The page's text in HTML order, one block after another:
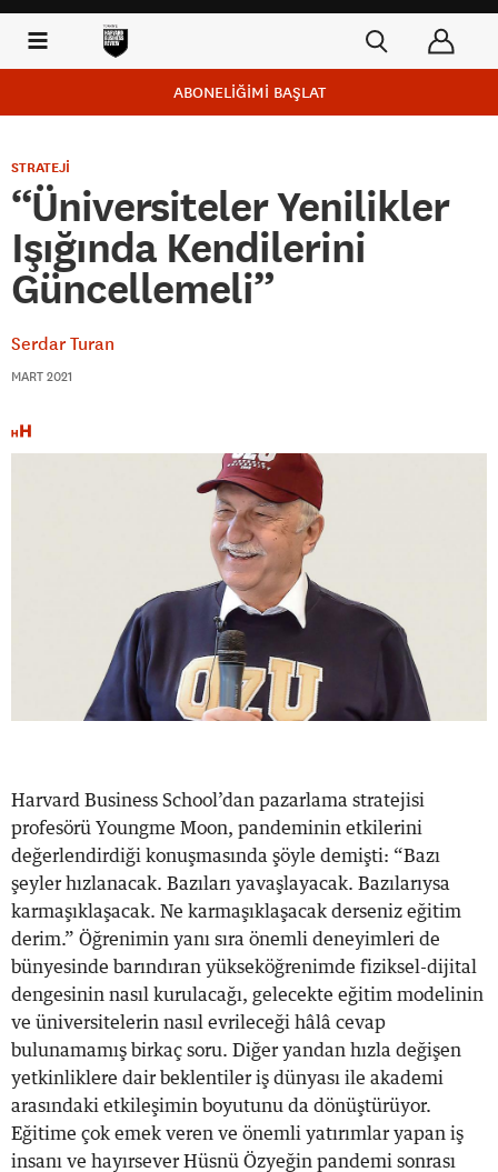
ABONELİĞİMİ BAŞLAT
STRATEJİ
“Üniversiteler Yenilikler
Işığında Kendilerini
Güncellemeli”
Serdar Turan
MART 2021
Harvard Business School’dan pazarlama stratejisi
profesörü Youngme Moon, pandeminin etkilerini
değerlendirdiği konuşmasında şöyle demişti: “Bazı
şeyler hızlanacak. Bazıları yavaşlayacak. Bazılarıysa
karmaşıklaşacak. Ne karmaşıklaşacak derseniz eğitim
derim.” Öğrenimin yanı sıra önemli deneyimleri de
bünyesinde barındıran yükseköğrenimde fiziksel-dijital
dengesinin nasıl kurulacağı, gelecekte eğitim modelinin
ve üniversitelerin nasıl evrileceği hâlâ cevap
bulunamamış birkaç soru. Diğer yandan hızla değişen
yetkinliklere dair beklentiler iş dünyası ile akademi
arasındaki etkileşimin boyutunu da dönüştürüyor.
Eğitime çok emek veren ve önemli yatırımlar yapan iş
insanı ve hayırsever Hüsnü Özyeğin pandemi sonrası